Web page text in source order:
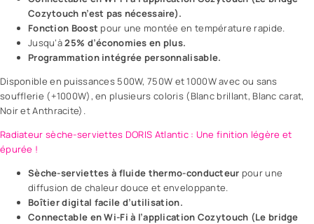
Cozytouch n’est pas nécessaire).
Fonction Boost pour une montée en température rapide.
Jusqu’à25% d’économies en plus.
Programmation intégrée personnalisable.
Disponible en puissances 500W, 750W et 1000W avec ou sans
soufflerie (+1000W), en plusieurs coloris (Blanc brillant, Blanc carat,
Noir et Anthracite).
Radiateur sèche-serviettes DORIS Atlantic : Une finition légère et
épurée !
Sèche-serviettes à fluide thermo-conducteur pour une
diffusion de chaleur douce et enveloppante.
Boîtier digital facile d’utilisation.
Connectable en Wi-Fi à l’application Cozytouch (Le bridge